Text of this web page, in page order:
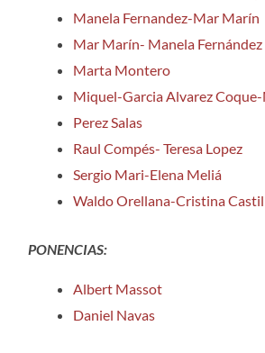
Manela Fernandez-Mar Marín
Mar Marín- Manela Fernández
Marta Montero
Miquel-Garcia Alvarez
Perez Salas
Raul Compés- Teresa Lopez
Sergio Mari-Elena Meliá
Waldo Orellana-Cristina
PONENCIAS:
Albert Massot
Daniel Navas